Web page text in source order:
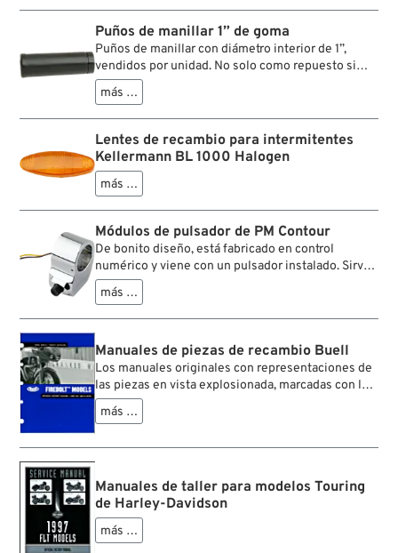
más moderna, se caracteriza por una
manejabilidad precisa dentro y fuera de las
carreteras y por un esfuerzo de tracción fiable. Por
ende, es un compañero fiable en todas las
circunstancaias de vida y carretera.
Puños de manillar 1” de goma
Puños de manillar con diámetro interior de 1”,
vendidos por unidad. No solo como repuesto si
alguna vez te enganchas (o te caes) con el
extremo izquierdo del manillar, sino también para
conversiones de acelerador en motocicletas
Harley-Davidson que requieren un puño de 1” de
diámetro interior, por ejemplo de .
más …
Lentes de recambio para intermitentes
Kellermann BL 1000 Halogen
más …
Módulos de pulsador de PM Contour
De bonito diseño, está fabricado en control
numérico y viene con un pulsador instalado. Sirve
para mandos PM Contour, pero también en
aplicaciones universales.
más …
Manuales de piezas de recambio Buell
Los manuales originales con representaciones de
las piezas en vista explosionada, marcadas con la
designación exacta (en inglés) y la referencia
respectiva.
más …
Manuales de taller para modelos Touring
de Harley-Davidson
más …